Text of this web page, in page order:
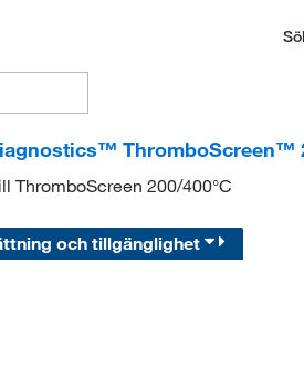
ThromboScreen™
ThromboScreen 200/400°C
och tillgänglighet